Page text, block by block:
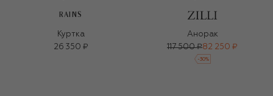
RAINS
Куртка
26 350 ₽
Анорак
117 500 ₽82 250 ₽
-30%